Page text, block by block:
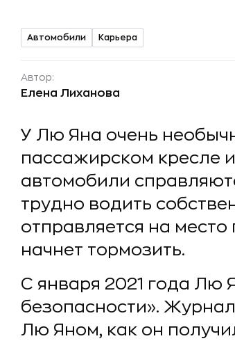
Автомобили Карьера
Автор:
Елена Лиханова
У Лю Яна очень
пассажирском кресле
автомобили
трудно водить
отправляется на
начнет тормозить.
С января 2021 года Лю
безопасности».
Лю Яном, как он